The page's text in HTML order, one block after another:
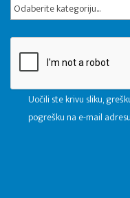
Odaberite kategoriju...
Uočili ste krivu sliku,
pogrešku na e-mail